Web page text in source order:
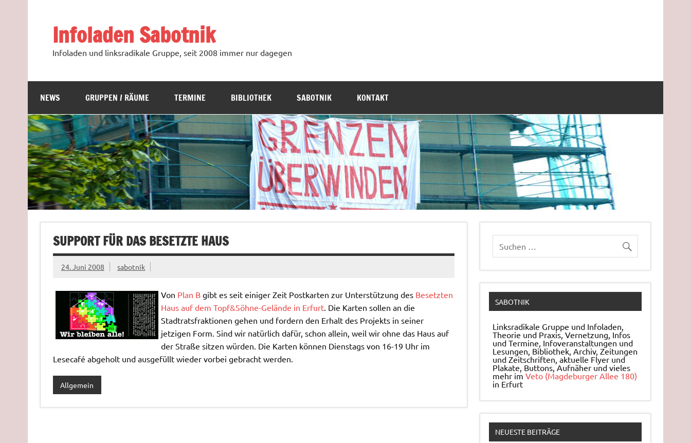
Infoladen Sabotnik
Infoladen und linksradikale Gruppe, seit 2008 immer nur dagegen
NEWS GRUPPEN / RÄUME TERMINE BIBLIOTHEK SABOTNIK KONTAKT
SUPPORT FÜR DAS BESETZTE HAUS
24. Juni 2008 sabotnik
Von Plan Bgibt es seit einiger Zeit Postkarten zur Unterstützung des Besetzten
Haus auf dem Topf&Söhne-Gelände in Erfurt. Die Karten sollen an die
Stadtratsfraktionen gehen und fordern den Erhalt des Projekts in seiner
jetzigen Form. Sind wir natürlich dafür, schon allein, weil wir ohne das Haus auf
der Straße sitzen würden. Die Karten können Dienstags von 16-19 Uhr im
Lesecafé abgeholt und ausgefüllt wieder vorbei gebracht werden.
Allgemein
SABOTNIK
Linksradikale Gruppe und Infoladen,
Theorie und Praxis, Ver­net­zung, Infos
und Ter­mi­ne, In­fo­ver­an­stal­tun­gen und
Le­sun­gen, Bi­blio­thek, Archiv, Zei­tun­gen
und Zeit­schrif­ten, ak­tu­el­le Flyer und
Pla­ka­te, But­tons, Auf­nä­her und vieles
mehr imVeto (Magdeburger Allee 180)
in Erfurt
NEUESTE BEITRÄGE